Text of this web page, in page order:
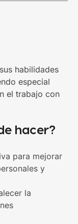
habilidades
especial
el trabajo con
hacer?
para mejorar
y
la